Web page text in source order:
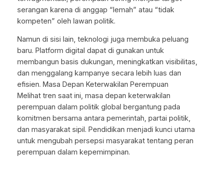
serangan karena di anggap “lemah” atau “tidak
kompeten” oleh lawan politik.
Namun di sisi lain, teknologi juga membuka peluang
baru. Platform digital dapat di gunakan untuk
membangun basis dukungan, meningkatkan visibilitas,
dan menggalang kampanye secara lebih luas dan
efisien. Masa Depan Keterwakilan Perempuan
Melihat tren saat ini, masa depan keterwakilan
perempuan dalam politik global bergantung pada
komitmen bersama antara pemerintah, partai politik,
dan masyarakat sipil. Pendidikan menjadi kunci utama
untuk mengubah persepsi masyarakat tentang peran
perempuan dalam kepemimpinan.